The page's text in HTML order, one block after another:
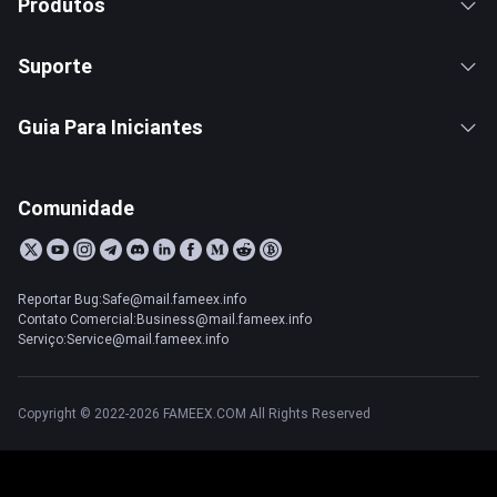
Produtos
Suporte
Guia Para Iniciantes
Comunidade
Reportar Bug:Safe@mail.fameex.info
Contato Comercial:Business@mail.fameex.info
Serviço:Service@mail.fameex.info
Copyright © 2022-2026 FAMEEX.COM All Rights Reserved